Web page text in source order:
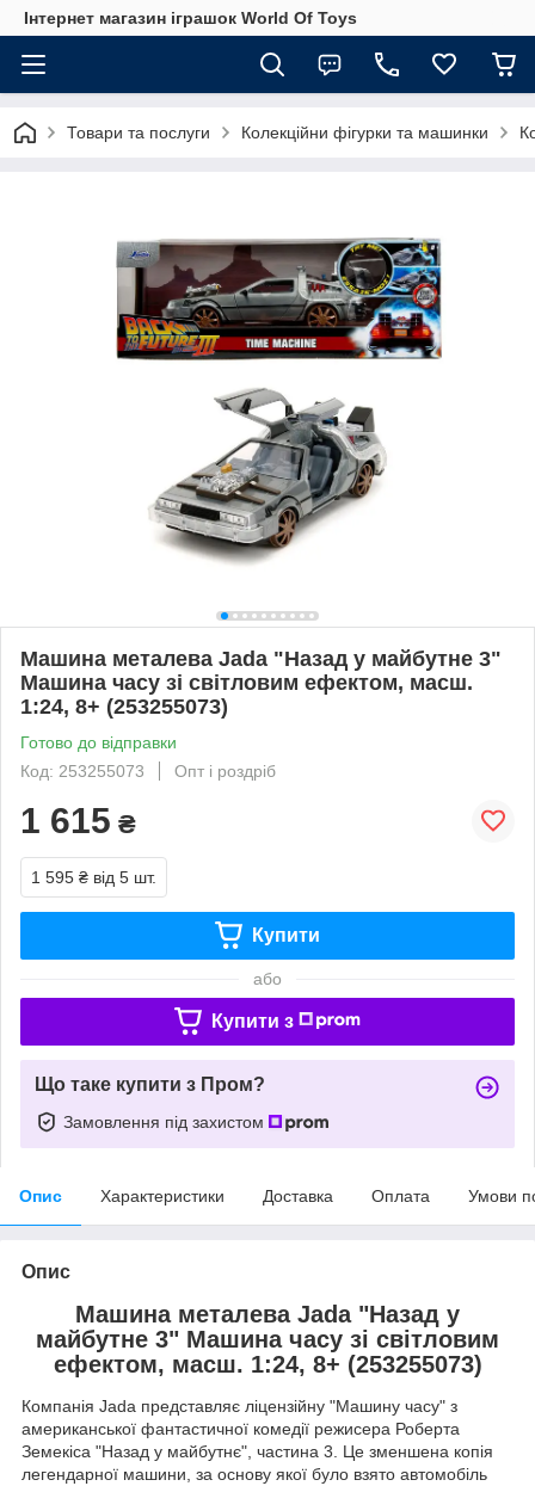
Інтернет магазин іграшок World Of Toys
Товари та послуги Колекційни фігурки та машинки
Машина металева Jada "Назад у майбутне 3"
Машина часу зi свiтловим ефектом, масш.
1:24, 8+ (253255073)
Готово до відправки
Код: 253255073
Опт і роздріб
1 615 ₴
1 595 ₴ від 5 шт.
Купити
або
Купити з
Що таке купити з Пром?
Замовлення під захистом
Опис Характеристики Доставка Оплата Умови
Опис
Машина металева Jada "Назад у
майбутне 3" Машина часу зi свiтловим
ефектом, масш. 1:24, 8+ (253255073)
Компанія Jada представляє ліцензійну "Машину часу" з
американської фантастичної комедії режисера Роберта
Земекіса "Назад у майбутнє", частина 3. Це зменшена копія
легендарної машини, за основу якої було взято автомобіль